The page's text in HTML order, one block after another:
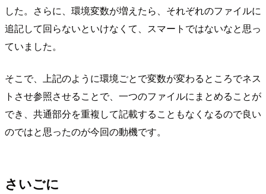
した。さらに、環境変数が増えたら、それぞれのファイルに
追記して回らないといけなくて、スマートではないなと思っ
ていました。
そこで、上記のように環境ごとで変数が変わるところでネス
トさせ参照させることで、一つのファイルにまとめることが
でき、共通部分を重複して記載することもなくなるので良い
のではと思ったのが今回の動機です。
さいごに